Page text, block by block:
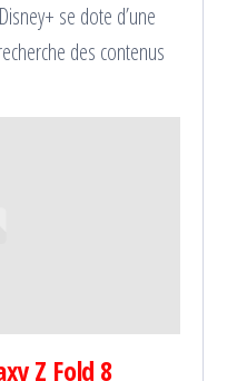
se dote d’une
des contenus
Z Fold 8